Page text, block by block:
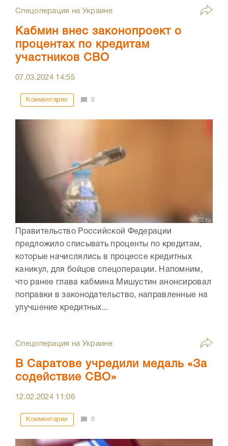
Спецоперация на Украине
Кабмин внес законопроект о
процентах по кредитам
участников СВО
07.03.2024 14:55
Комментарии 0
Правительство Российской Федерации
предложило списывать проценты по кредитам,
которые начислялись в процессе кредитных
каникул, для бойцов спецоперации. Напомним,
что ранее глава кабмина Мишустин анонсировал
поправки в законодательство, направленные на
улучшение кредитных...
Спецоперация на Украине
В Саратове учредили медаль «За
содействие СВО»
12.02.2024 11:06
Комментарии 0